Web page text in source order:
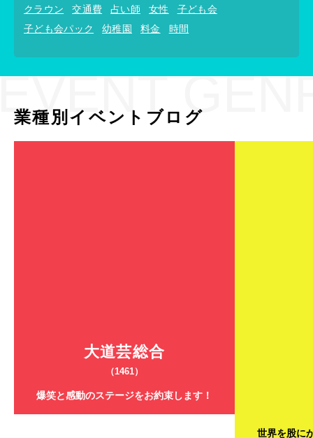
クラウン
交通費 占い師 女性
子ども会
子ども会パック
幼稚園 料金 時間
業種別イベントブログ
大道芸総合
（1461）
爆笑と感動のステージをお約束します！
世界を股に